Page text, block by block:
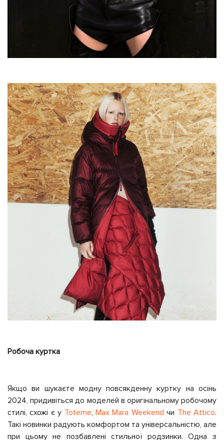
Робоча куртка
Якщо ви шукаєте модну повсякденну куртку на осінь
2024, придивіться до моделей в оригінальному робочому
стилі, схожі є у Toteme,Max Mara Weekend чи The Attico.
Такі новинки радують комфортом та універсальністю, але
при цьому не позбавлені стильної родзинки. Одна з